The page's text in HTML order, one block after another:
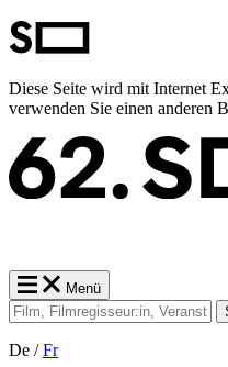
Diese Seite wird mit Internet
verwenden Sie einen anderen
Menü
De /Fr